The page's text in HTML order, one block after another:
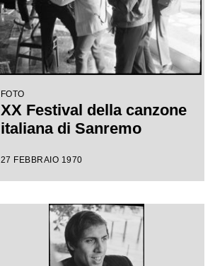
FOTO
XX Festival della canzone
italiana di Sanremo
27 FEBBRAIO 1970